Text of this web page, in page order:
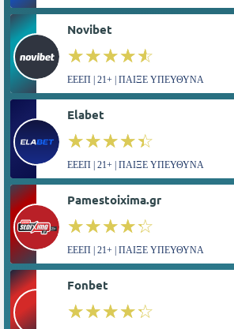
Novibet
☆☆☆☆☆
★★★★★
ΕΕΕΠ | 21+ | ΠΑΙΞΕ ΥΠΕΥΘΥΝΑ
Elabet
☆☆☆☆☆
★★★★★
ΕΕΕΠ | 21+ | ΠΑΙΞΕ ΥΠΕΥΘΥΝΑ
Pamestoixima.gr
☆☆☆☆☆
★★★★★
ΕΕΕΠ | 21+ | ΠΑΙΞΕ ΥΠΕΥΘΥΝΑ
Fonbet
☆☆☆☆☆
★★★★★